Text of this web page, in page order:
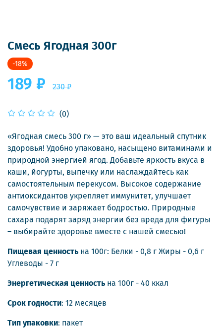
Смесь Ягодная 300г
(0)
-18%
189 ₽ 230 ₽
«Ягодная смесь 300 г» — это ваш идеальный спутник
здоровья! Удобно упаковано, насыщено витаминами и
природной энергией ягод. Добавьте яркость вкуса в
каши, йогурты, выпечку или наслаждайтесь как
самостоятельным перекусом. Высокое содержание
антиоксидантов укрепляет иммунитет, улучшает
самочувствие и заряжает бодростью. Природные
сахара подарят заряд энергии без вреда для фигуры
– выбирайте здоровье вместе с нашей смесью!
Пищевая ценность на 100г: Белки - 0,8 г Жиры - 0,6 г
Углеводы - 7 г
Энергетическая ценность на 100г - 40 ккал
Срок годности: 12 месяцев
Тип упаковки: пакет